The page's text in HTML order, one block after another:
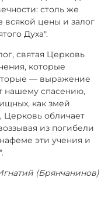
столь же
цены и залог
Духа".
святая Церковь
которые
— выражение
нашему спасению,
как змей
Церковь обличает
из погибели
эти учения и
(Брянчанинов)